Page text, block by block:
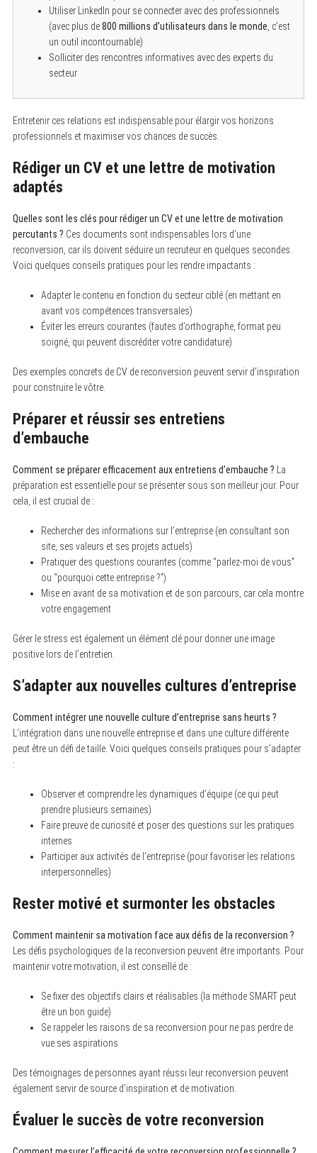
Utiliser LinkedIn pour se connecter avec des professionnels
(avec plus de800 millions d’utilisateurs dans le monde , c’est
un outil incontournable)
Solliciter des rencontres informatives avec des experts du
secteur
Entretenir ces relations est indispensable pour élargir vos horizons
professionnels et maximiser vos chances de succès.
Rédiger un CV et une lettre de motivation
adaptés
Quelles sont les clés pour rédiger un CV et une lettre de motivation
percutants ? Ces documents sont indispensables lors d’une
reconversion, car ils doivent séduire un recruteur en quelques secondes.
Voici quelques conseils pratiques pour les rendre impactants :
Adapter le contenu en fonction du secteur ciblé (en mettant en
avant vos compétences transversales)
Éviter les erreurs courantes (fautes d’orthographe, format peu
soigné, qui peuvent discréditer votre candidature)
Des exemples concrets de CV de reconversion peuvent servir d’inspiration
pour construire le vôtre.
Préparer et réussir ses entretiens
d’embauche
Comment se préparer efficacement aux entretiens d’embauche ? La
préparation est essentielle pour se présenter sous son meilleur jour. Pour
cela, il est crucial de :
Rechercher des informations sur l’entreprise (en consultant son
site, ses valeurs et ses projets actuels)
Pratiquer des questions courantes (comme “parlez-moi de vous”
ou “pourquoi cette entreprise ?”)
Mise en avant de sa motivation et de son parcours, car cela montre
votre engagement
Gérer le stress est également un élément clé pour donner une image
positive lors de l’entretien.
S’adapter aux nouvelles cultures d’entreprise
Comment intégrer une nouvelle culture d’entreprise sans heurts ?
L’intégration dans une nouvelle entreprise et dans une culture différente
peut être un défi de taille. Voici quelques conseils pratiques pour s’adapter
:
Observer et comprendre les dynamiques d’équipe (ce qui peut
prendre plusieurs semaines)
Faire preuve de curiosité et poser des questions sur les pratiques
internes
Participer aux activités de l’entreprise (pour favoriser les relations
interpersonnelles)
Rester motivé et surmonter les obstacles
Comment maintenir sa motivation face aux défis de la reconversion ?
Les défis psychologiques de la reconversion peuvent être importants. Pour
maintenir votre motivation, il est conseillé de :
Se fixer des objectifs clairs et réalisables (la méthode SMART peut
être un bon guide)
Se rappeler les raisons de sa reconversion pour ne pas perdre de
vue ses aspirations
Des témoignages de personnes ayant réussi leur reconversion peuvent
également servir de source d’inspiration et de motivation.
Évaluer le succès de votre reconversion
c
f
o
r
: